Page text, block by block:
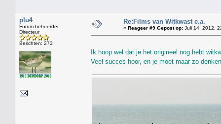
plu4
Forum beheerder
Directeur
Berichten: 273
Re:Films van Witkwast e.a.
« Reageer #9 Gepost op: Juli 14, 2012,
Ik hoop wel dat je het origineel nog hebt
Veel succes hoor, en je moet maar zo